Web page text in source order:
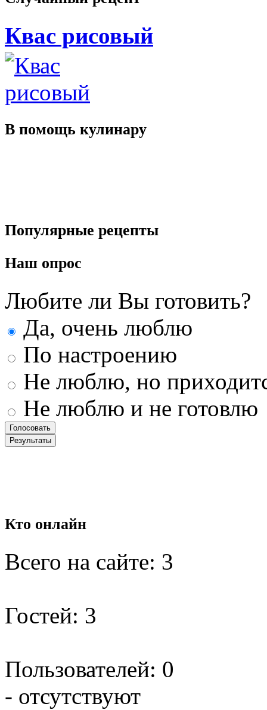
Квас рисовый
В помощь кулинару
Популярные рецепты
Наш опрос
Любите ли Вы готовить?
Да, очень люблю
По настроению
Не люблю, но
Не люблю и не готовлю
Кто онлайн
Всего на сайте: 3
Гостей: 3
Пользователей: 0
- отсутствуют